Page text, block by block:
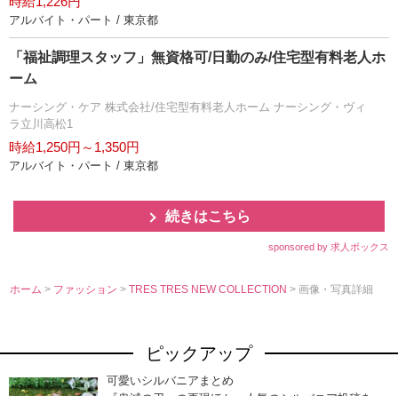
アルバイト・パート / 東京都
「福祉調理スタッフ」無資格可/日勤のみ/住宅型有料老人ホ
ーム
ナーシング・ケア 株式会社/住宅型有料老人ホーム ナーシング・ヴィ
ラ立川高松1
時給1,250円～1,350円
アルバイト・パート / 東京都
続きはこちら
sponsored by 求人ボックス
ホーム > ファッション>TRES TRES NEW COLLECTION> 画像・写真詳細
ピックアップ
可愛いシルバニアまとめ